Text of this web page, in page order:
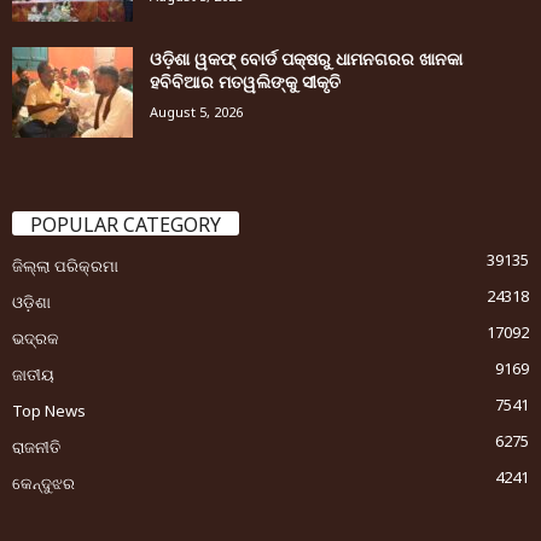
ଓଡ଼ିଶା ୱକଫ୍ ବୋର୍ଡ ପକ୍ଷରୁ ଧାମନଗରର ଖାନକା
ହବିବିଆର ମତୱଲିଙ୍କୁ ସୀକୃତି
August 5, 2026
POPULAR CATEGORY
ଜିଲ୍ଲା ପରିକ୍ରମା
39135
ଓଡ଼ିଶା
24318
ଭଦ୍ରକ
17092
ଜାତୀୟ
9169
Top News
7541
ରାଜନୀତି
6275
କେନ୍ଦୁଝର
4241